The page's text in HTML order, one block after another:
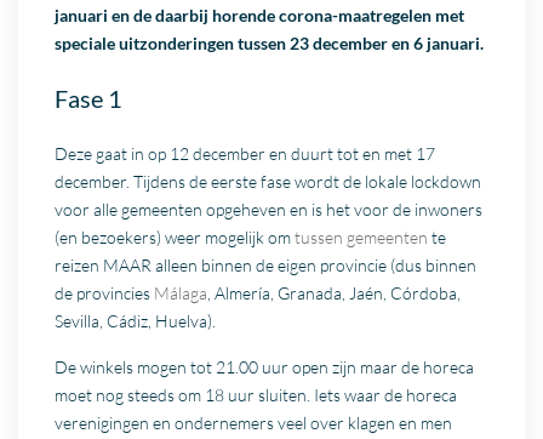
januari en de daarbij horende corona-maatregelen met
speciale uitzonderingen tussen 23 december en 6 januari.
Fase 1
Deze gaat in op 12 december en duurt tot en met 17
december. Tijdens de eerste fase wordt de lokale lockdown
voor alle gemeenten opgeheven en is het voor de inwoners
(en bezoekers) weer mogelijk omtussen gemeenten te
reizen MAAR alleen binnen de eigen provincie (dus binnen
de provincies Málaga, Almería, Granada, Jaén, Córdoba,
Sevilla, Cádiz, Huelva).
De winkels mogen tot 21.00 uur open zijn maar de horeca
moet nog steeds om 18 uur sluiten. Iets waar de horeca
verenigingen en ondernemers veel over klagen en men